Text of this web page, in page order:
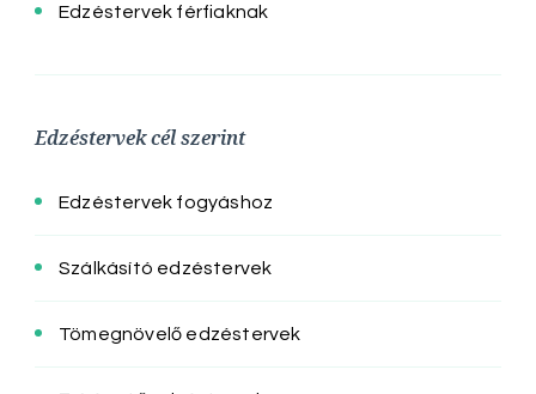
Edzéstervek férfiaknak
Edzéstervek cél szerint
Edzéstervek fogyáshoz
Szálkásító edzéstervek
Tömegnövelő edzéstervek